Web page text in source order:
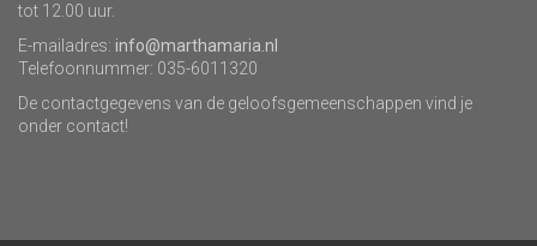
tot 12.00 uur.
E-mailadres: info@marthamaria.nl
Telefoonnummer: 035-6011320
De contactgegevens van de geloofsgemeenschappen vind je
onder contact!